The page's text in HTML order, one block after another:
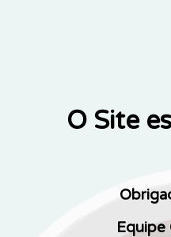
O Site
Equipe